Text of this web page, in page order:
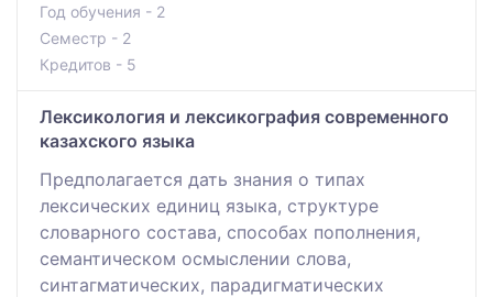
Год обучения - 2
Семестр - 2
Кредитов - 5
Лексикология и лексикография современного
казахского языка
Предполагается дать знания о типах
лексических единиц языка, структуре
словарного состава, способах пополнения,
семантическом осмыслении слова,
синтагматических, парадигматических